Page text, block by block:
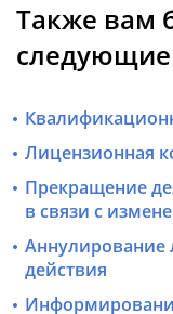
Также вам
следующие
Лицензионная
Прекращение
в связи с
Аннулирование
действия